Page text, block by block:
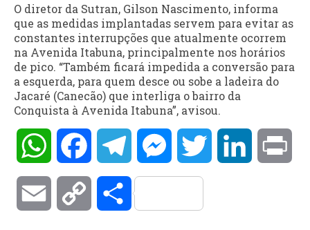
O diretor da Sutran, Gilson Nascimento, informa
que as medidas implantadas servem para evitar as
constantes interrupções que atualmente ocorrem
na Avenida Itabuna, principalmente nos horários
de pico. “Também ficará impedida a conversão para
a esquerda, para quem desce ou sobe a ladeira do
Jacaré (Canecão) que interliga o bairro da
Conquista à Avenida Itabuna”, avisou.
WhatsAppFacebookTelegramMessengerTwitter LinkedIn
Email Copy Compartilhar